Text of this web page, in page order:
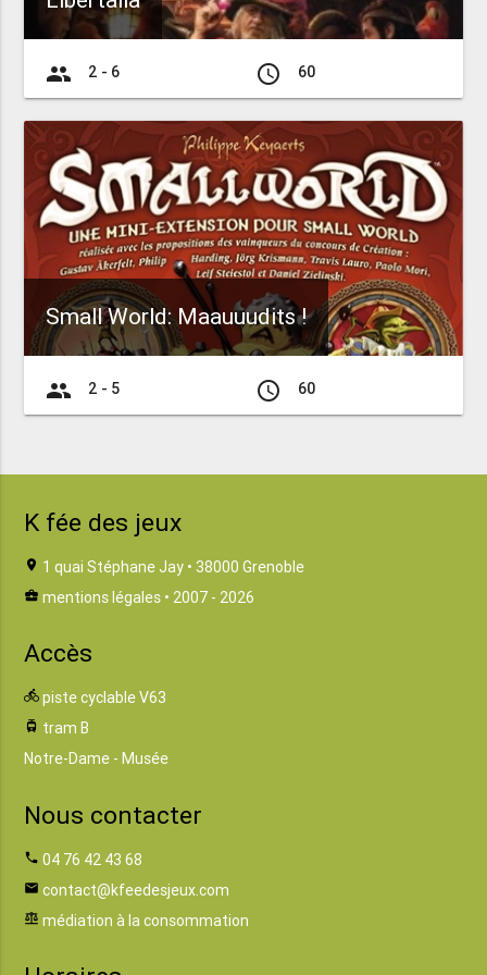
group 2 - 6 access_time 60
Small World: Maauuudits !
group 2 - 5 access_time 60
K fée des jeux
location_on 1 quai Stéphane Jay • 38000 Grenoble
business_center mentions légales • 2007 - 2026
Accès
directions_bike piste cyclable V63
tram tram B
Notre-Dame - Musée
Nous contacter
phone 04 76 42 43 68
email contact@kfeedesjeux.com
balance médiation à la consommation